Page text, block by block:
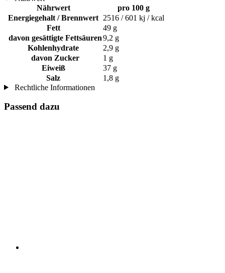
Nährwert
pro 100 g
Energiegehalt / Brennwert 2516 / 601 kj / kcal
Fett
49 g
davon gesättigte Fettsäuren9,2 g
Kohlenhydrate
2,9 g
davon Zucker
1 g
Eiweiß
37 g
Salz
1,8 g
Rechtliche Informationen
Passend dazu